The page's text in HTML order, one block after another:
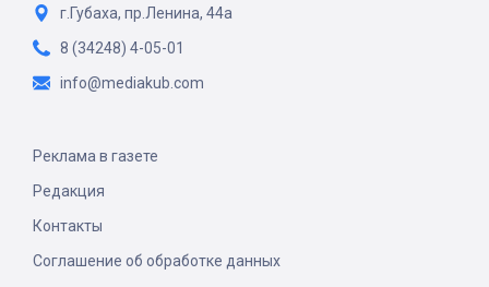
г.Губаха, пр.Ленина, 44а
8 (34248) 4-05-01
info@mediakub.com
Реклама в газете
Редакция
Контакты
Соглашение об обработке данных